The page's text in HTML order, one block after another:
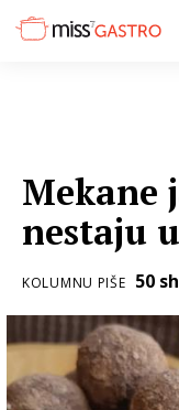
Mekane
nestaju
KOLUMNU PIŠE 50